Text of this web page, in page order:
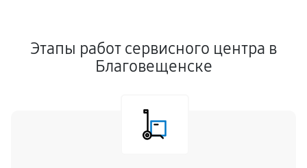
Этапы работ сервисного центра в
Благовещенске